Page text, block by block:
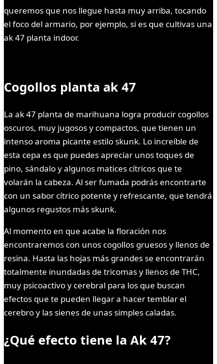
queremos que nos llegue hasta muy arriba, tocando
el foco del armario, por ejemplo, si es que cultivas una
ak 47 planta indoor.
Cogollos planta ak 47
La ak 47 planta de marihuana logra producir cogollos
oscuros, muy jugosos y compactos, que tienen un
intenso aroma picante estilo skunk. Lo increíble de
esta cepa es que puedes apreciar unos toques de
pino, sándalo y algunos matices cítricos que te
volarán la cabeza. Al ser fumada podrás encontrarte
con un sabor cítrico potente y refrescante, que tendrá
algunos regustos más skunk.
Al momento en que acabe la floración nos
encontraremos con unos cogollos gruesos y llenos de
resina. Hasta las hojas más grandes se encontrarán
totalmente inundadas de tricomas y llenos de THC,
muy psicoactivo y cerebral para los que buscan
efectos que te pueden llegar a hacer temblar el
cerebro y las sienes de unas simples caladas.
¿Qué efecto tiene la Ak 47?